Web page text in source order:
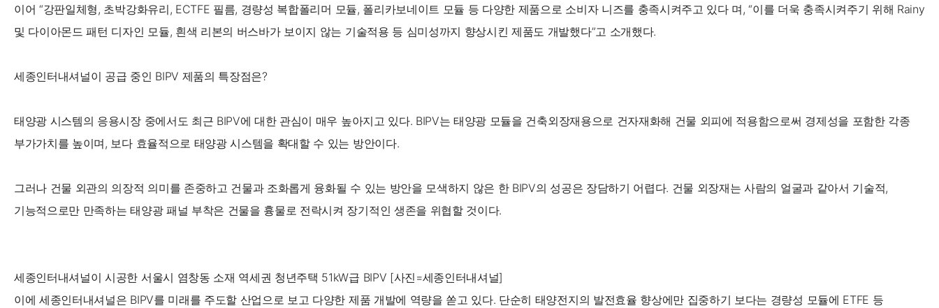
이어 “강판일체형, 초박강화유리, ECTFE 필름, 경량성 복합폴리머 모듈, 폴리카보네이트 모듈 등 다양한 제품으로 소비자 니즈를 충족시켜주고 있다 며, “이를 더욱 충족시켜주기 위해 Rainy
및 다이아몬드 패턴 디자인 모듈, 흰색 리본의 버스바가 보이지 않는 기술적용 등 심미성까지 향상시킨 제품도 개발했다”고 소개했다.
세종인터내셔널이 공급 중인 BIPV 제품의 특장점은?
태양광 시스템의 응용시장 중에서도 최근 BIPV에 대한 관심이 매우 높아지고 있다. BIPV는 태양광 모듈을 건축외장재용으로 건자재화해 건물 외피에 적용함으로써 경제성을 포함한 각종
부가가치를 높이며, 보다 효율적으로 태양광 시스템을 확대할 수 있는 방안이다.
그러나 건물 외관의 의장적 의미를 존중하고 건물과 조화롭게 융화될 수 있는 방안을 모색하지 않은 한 BIPV의 성공은 장담하기 어렵다. 건물 외장재는 사람의 얼굴과 같아서 기술적,
기능적으로만 만족하는 태양광 패널 부착은 건물을 흉물로 전락시켜 장기적인 생존을 위협할 것이다.
세종인터내셔널이 시공한 서울시 염창동 소재 역세권 청년주택 51kW급 BIPV [사진=세종인터내셔널]
이에 세종인터내셔널은 BIPV를 미래를 주도할 산업으로 보고 다양한 제품 개발에 역량을 쏟고 있다. 단순히 태양전지의 발전효율 향상에만 집중하기 보다는 경량성 모듈에 ETFE 등